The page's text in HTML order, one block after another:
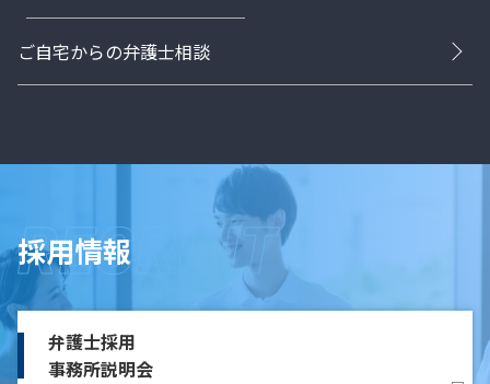
ご自宅からの弁護士相談
採用情報
弁護士採用
事務所説明会